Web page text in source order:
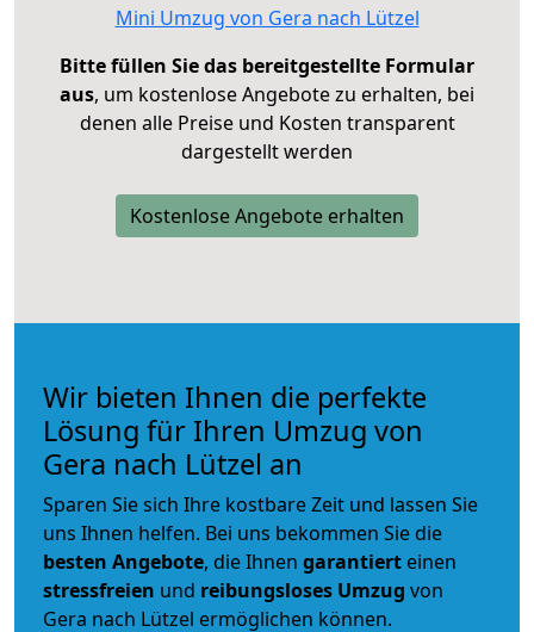
Mini Umzug von Gera nach Lützel
Bitte füllen Sie das bereitgestellte Formular
aus, um kostenlose Angebote zu erhalten, bei
denen alle Preise und Kosten transparent
dargestellt werden
Kostenlose Angebote erhalten
Wir bieten Ihnen die perfekte
Lösung für Ihren Umzug von
Gera nach Lützel an
Sparen Sie sich Ihre kostbare Zeit und lassen Sie
uns Ihnen helfen. Bei uns bekommen Sie die
besten Angebote, die Ihnen garantiert einen
stressfreien und reibungsloses Umzug von
Gera nach Lützel ermöglichen können.